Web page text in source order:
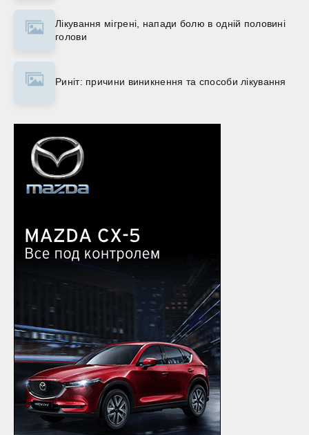
Лікування мігрені, напади болю в одній половині
голови
Риніт: причини виникнення та способи лікування